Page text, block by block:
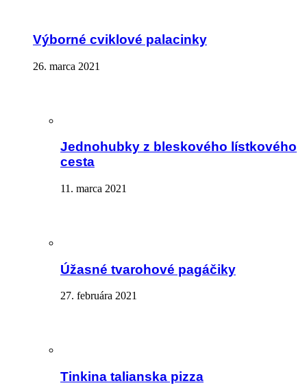
Výborné cviklové palacinky
26. marca 2021
Jednohubky z bleskového lístkového
cesta
11. marca 2021
Úžasné tvarohové pagáčiky
27. februára 2021
Tinkina talianska pizza